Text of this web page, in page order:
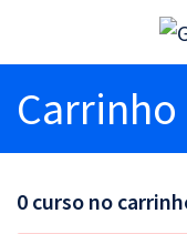
Carrinho
0 curso no